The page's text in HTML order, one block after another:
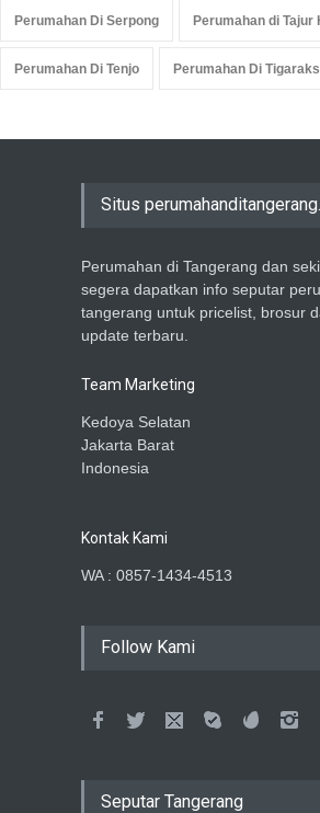
Perumahan Di Serpong Perumahan di Tajur
Perumahan Di Tenjo Perumahan Di
Situs
Perumahan di Tangerang dan
segera dapatkan info seputar
tangerang untuk pricelist, brosur
update terbaru.
Team Marketing
Kedoya Selatan
Jakarta Barat
Indonesia
Kontak Kami
WA : 0857-1434-4513
Follow Kami
Seputar Tangerang